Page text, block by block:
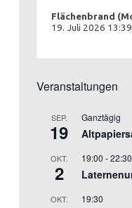
Flächenbrand
19. Juli 2026 13:39
Veranstaltungen
SEP.
19
Ganztägig
OKT.
2
19:00 -22:30
OKT. 19:30